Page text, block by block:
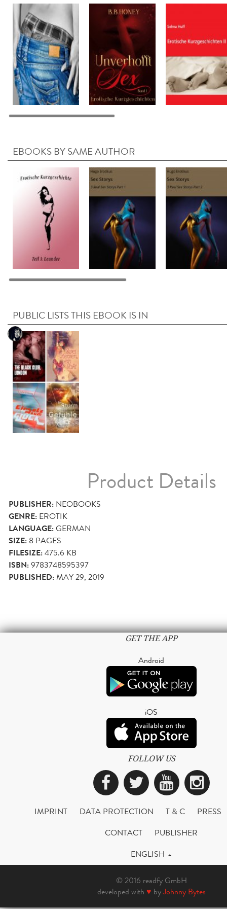
EBOOKS BY SAME AUTHOR
PUBLIC LISTS THIS EBOOK IS IN
Product Details
PUBLISHER: NEOBOOKS
GENRE: EROTIK
LANGUAGE:GERMAN
SIZE: 8 PAGES
FILESIZE:475.6 KB
ISBN:9783748595397
PUBLISHED:MAY 29, 2019
GET THE APP
Android
iOS
FOLLOW US
Facebook
Twitter
IMPRINT DATA PROTECTION T & C
PRESS
CONTACT
PUBLISHER
ENGLISH
© 2016 readfy GmbH
developed with ♥ byJohnny Bytes